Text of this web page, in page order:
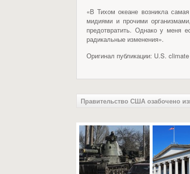
«В Тихом океане возникла
мидиями и прочими
предотвратить. Однако у меня
радикальные изменения».
Оригинал публикации: U.S.
Правительство США озабочено